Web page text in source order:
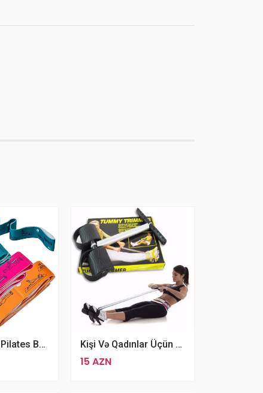
Elastik Yoga Pilates Bandı 8 Hissəli Elastik Streç Kəmər Rəqəmli Fitnes Müqavimət Bandı Kişi Və Qadınlar Üçün Uyğun Tummy Yaylı Espander Sinə Genişləndirici Məşq Aləti
15 AZN